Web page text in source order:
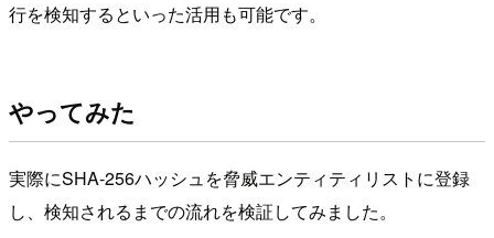
行を検知するといった活用も可能です。
やってみた
実際にSHA-256ハッシュを脅威エンティティリストに登録
し、検知されるまでの流れを検証してみました。